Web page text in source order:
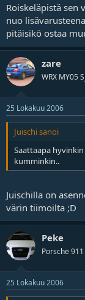
Roiskeläpistä sen
nuo
pitäisikö ostaa
zare
WRX MY05
25 Lokakuu 2006
Juischi sanoi
Saattaapa
kumminkin..
Juischilla on
värin tiimoilta ;D
Peke
Porsche
25 Lokakuu 2006